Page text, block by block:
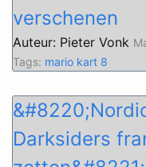
verschenen
Auteur: Pieter Vonk
Tags: mario kart 8
Darksiders